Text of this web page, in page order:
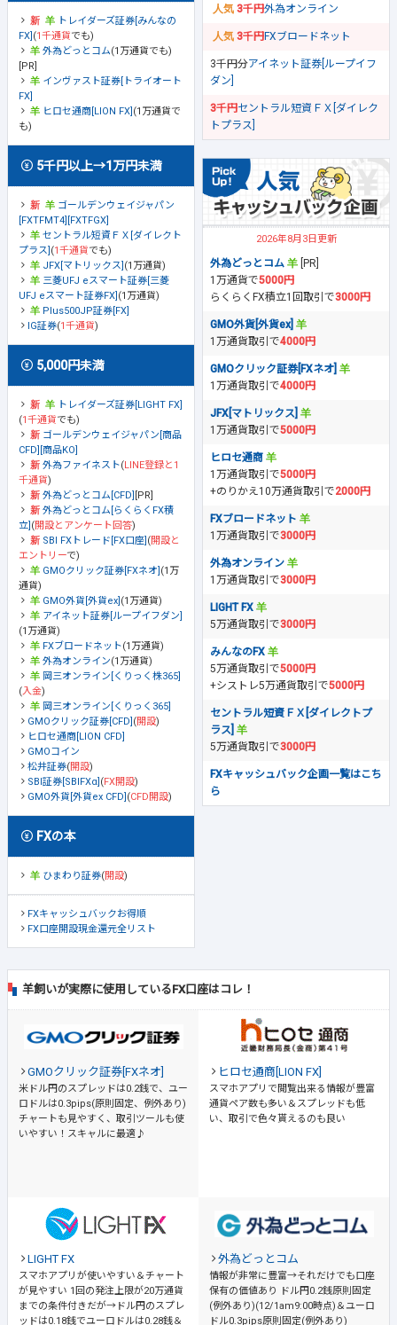
トレイダーズ証券[みんなの
FX] (1千通貨でも)
外為どっとコム(1万通貨でも)
[PR]
インヴァスト証券[トライオート
FX]
ヒロセ通商[LION FX] (1万通貨で
も)
5千円以上→1万円未満
ゴールデンウェイジャパン
[FXTFMT4][FXTFGX]
セントラル短資ＦＸ[ダイレクト
プラス] (1千通貨でも)
JFX[マトリックス] (1万通貨)
三菱UFJ eスマート証券[三菱
UFJ eスマート証券FX] (1万通貨)
Plus500JP証券[FX]
IG証券(1千通貨)
5,000円未満
トレイダーズ証券[LIGHT FX]
(1千通貨でも)
ゴールデンウェイジャパン[商品
CFD][商品KO]
外為ファイネスト(LINE登録と1
千通貨)
外為どっとコム[CFD] [PR]
外為どっとコム[らくらくFX積
立] (開設とアンケート回答)
SBI FXトレード[FX口座] (開設と
エントリーで)
GMOクリック証券[FXネオ] (1万
通貨)
GMO外貨[外貨ex] (1万通貨)
アイネット証券[ループイフダン]
(1万通貨)
FXブロードネット(1万通貨)
外為オンライン(1万通貨)
岡三オンライン[くりっく株365]
(入金)
岡三オンライン[くりっく365]
GMOクリック証券[CFD] (開設)
ヒロセ通商[LION CFD]
GMOコイン
松井証券(開設)
SBI証券[SBIFXα] (FX開設)
GMO外貨[外貨ex CFD] (CFD開設)
FXの本
ひまわり証券(開設)
FXキャッシュバックお得順
FX口座開設現金還元全リスト
3千円外為オンライン
3千円FXブロードネット
3千円分アイネット証券[ループイフ
ダン]
3千円セントラル短資ＦＸ[ダイレク
トプラス]
2026年8月3日更新
外為どっとコム
[PR]
1万通貨で5000円
らくらくFX積立1回取引で3000円
GMO外貨[外貨ex]
1万通貨取引で4000円
GMOクリック証券[FXネオ]
1万通貨取引で4000円
JFX[マトリックス]
1万通貨取引で5000円
ヒロセ通商
1万通貨取引で5000円
+のりかえ10万通貨取引で2000円
FXブロードネット
1万通貨取引で3000円
外為オンライン
1万通貨取引で3000円
LIGHT FX
5万通貨取引で3000円
みんなのFX
5万通貨取引で5000円
+シストレ5万通貨取引で5000円
セントラル短資ＦＸ[ダイレクトプ
ラス]
5万通貨取引で3000円
FXキャッシュバック企画一覧はこち
ら
羊飼いが実際に使用しているFX口座はコレ！
GMOクリック証券[FXネオ]
米ドル円のスプレッドは0.2銭で、ユー
ロドルは0.3pips(原則固定、例外あり)
チャートも見やすく、取引ツールも使
いやすい！スキャルに最適♪
ヒロセ通商[LION FX]
スマホアプリで閲覧出来る情報が豊富
通貨ペア数も多い＆スプレッドも低
い、取引で色々貰えるのも良い
LIGHT FX
スマホアプリが使いやすい＆チャート
が見やすい 1回の発注上限が20万通貨
までの条件付きだが→ドル円のスプレ
ッドは0.18銭でユーロドルは0.28銭＆
外為どっとコム
情報が非常に豊富→それだけでも口座
保有の価値あり
ドル円0.2銭原則固定
(例外あり)(12/1am9:00時点)＆ユーロ
ドル0.3pips原則固定(例外あり)